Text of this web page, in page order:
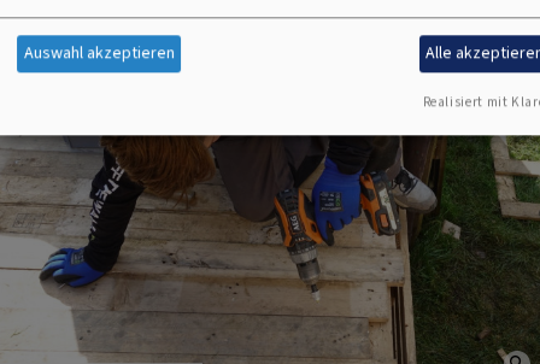
Auswahl akzeptieren Alle
Realisiert mit